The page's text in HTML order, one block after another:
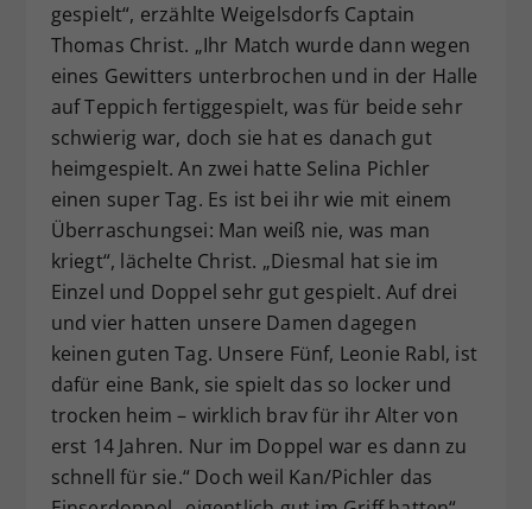
gespielt“, erzählte Weigelsdorfs Captain
Thomas Christ. „Ihr Match wurde dann wegen
eines Gewitters unterbrochen und in der Halle
auf Teppich fertiggespielt, was für beide sehr
schwierig war, doch sie hat es danach gut
heimgespielt. An zwei hatte Selina Pichler
einen super Tag. Es ist bei ihr wie mit einem
Überraschungsei: Man weiß nie, was man
kriegt“, lächelte Christ. „Diesmal hat sie im
Einzel und Doppel sehr gut gespielt. Auf drei
und vier hatten unsere Damen dagegen
keinen guten Tag. Unsere Fünf, Leonie Rabl, ist
dafür eine Bank, sie spielt das so locker und
trocken heim – wirklich brav für ihr Alter von
erst 14 Jahren. Nur im Doppel war es dann zu
schnell für sie.“ Doch weil Kan/Pichler das